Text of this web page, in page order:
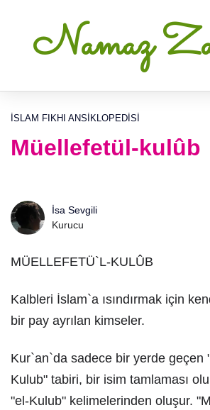
Namaz
İSLAM FIKHI ANSIKLOPEDISI
Müellefetül-kulûb
İsa Sevgili
Kurucu
MÜELLEFETÜ`L-KULÛB
Kalbleri İslam`a ısındırmak için
bir pay ayrılan kimseler.
Kur`an`da sadece bir yerde geçen
Kulub" tabiri, bir isim tamlaması
"el-Kulub" kelimelerinden oluşur.